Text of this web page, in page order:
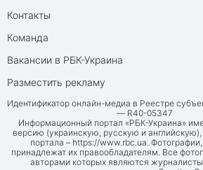
Контакты
Команда
Вакансии в РБК-Украина
Разместить рекламу
Идентификатор онлайн-медиа в Реестре
— R40-05347
Информационный портал «РБК-Украина»
версию (украинскую, русскую и английскую),
портала – https://www.rbc.ua.
принадлежат их правообладателям. Все
авторами которых являются